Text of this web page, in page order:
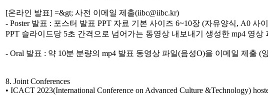
[온라인 발표] =&gt; 사전 이메일 제출(iibc@iibc.kr)
- Poster 발표 : 포스터 발표 PPT 자료 기본 사이즈 6~10장 (자유양식, A0 사
PPT 슬라이드당 5초 간격으로 넘어가는 동영상 내보내기 생성한 mp4 영
- Oral 발표 : 약 10분 분량의 mp4 발표 동영상 파일(음성O)을 이메일 제출 (
8. Joint Conferences
• ICACT 2023(International Conference on Advanced Culture &Technology)